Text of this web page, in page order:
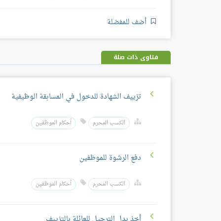
أضف للمفضلة
فتاوى ذات صلة
تزييف الشهادة للدخول في المسابقة الوظيفية
الكسب المحرم أحكام الموظفين
دفع الرشوة للموظفين
الكسب المحرم أحكام الموظفين